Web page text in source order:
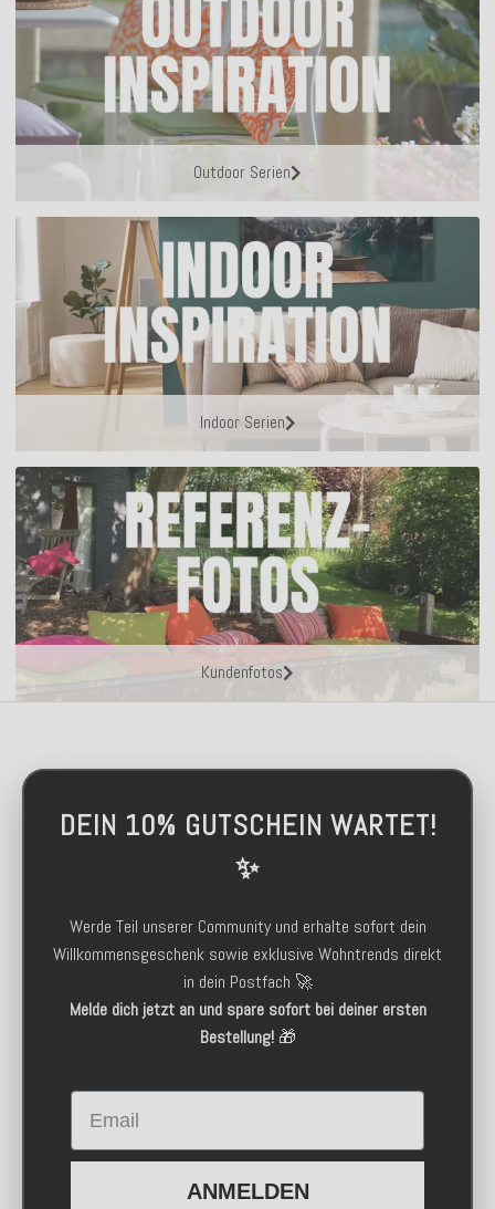
Outdoor Serien
Indoor Serien
Kundenfotos
DEIN 10% GUTSCHEIN WARTET!
✨
Werde Teil unserer Community und erhalte sofort dein
Willkommensgeschenk sowie exklusive Wohntrends direkt
in dein Postfach 🚀
Melde dich jetzt an und spare sofort bei deiner ersten
Bestellung!🎁
Email
ANMELDEN